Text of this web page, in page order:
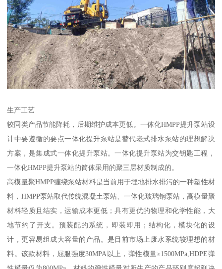
生产工艺
较同类产品节能降耗，后期维护成本更低。一体化HMPP提升泵站设
计中要遵循的要点一体化提升泵站是替代老式排水泵站的理想解决
方案，是集成式一体化提升泵站。一体化提升泵站为交钥匙工程，
一体化HMPP提升泵站的筒体采用的聚三层材质制成的。
高模量聚HMPP缠绕泵站材料是当前用于埋地排水排污的一种塑性材
料，HMPP泵站取代传统混凝土泵站、一体化玻璃钢泵站，高模量聚
材料轻质且结实，运输成本更低；具有更优的物理和化学性能，大
地节约了开支。预装配的系统，即装即用；结构化，模块化的设
计，更容易组成大容量的产品。是目前市场上废水系统较理想的材
料。该款材料，屈服强度30MPA以上，弹性模量≥1500MPa,HDPE弹